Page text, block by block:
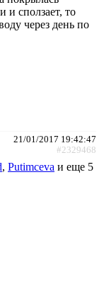
и сползает, то
через день по
21/01/2017 19:42:47
#2329468
, Putimceva и еще 5